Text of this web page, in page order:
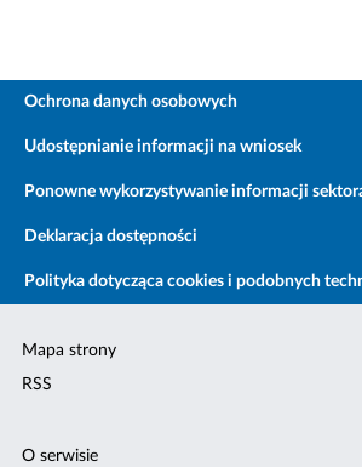
Ochrona danych osobowych
Udostępnianie informacji na wniosek
Ponowne wykorzystywanie informacji
Deklaracja dostępności
Polityka dotycząca cookies i podobnych
Mapa strony
RSS
O serwisie